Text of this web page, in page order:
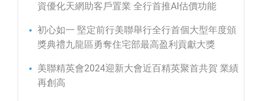
資優化天網助客戶置業 全行首推AI估價功能
初心如一 堅定前行美聯舉行全行首個大型年度頒
獎典禮九龍區勇奪住宅部最高盈利貢獻大獎
美聯精英會2024迎新大會近百精英聚首共賀 業績
再創高